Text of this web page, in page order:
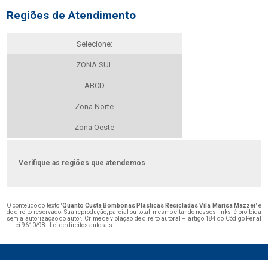
Regiões de Atendimento
Selecione:
ZONA SUL
ABCD
Zona Norte
Zona Oeste
Verifique as regiões que atendemos
O conteúdo do texto "Quanto Custa Bombonas Plásticas Recicladas Vila Marisa Mazzei" é
de direito reservado. Sua reprodução, parcial ou total, mesmo citando nossos links, é proibida
sem a autorização do autor. Crime de violação de direito autoral – artigo 184 do Código Penal
–
Lei 9610/98 - Lei de direitos autorais